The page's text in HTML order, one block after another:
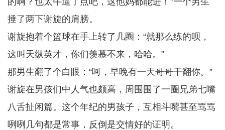
捶了两下谢旋的肩膀。
谢旋抱着个篮球在手上转了几圈：“就那么练的呗，
这叫天纵英才，你们羡慕不来，哈哈。”
那男生翻了个白眼：“呵，早晚有一天哥哥干翻你。”
谢旋在男孩们中人气也颇高，周围围了一圈兄弟七嘴
八舌扯闲篇。这个年纪的男孩子，互相斗嘴甚至骂骂
咧咧几句都是常事，反倒是交情好的证明。